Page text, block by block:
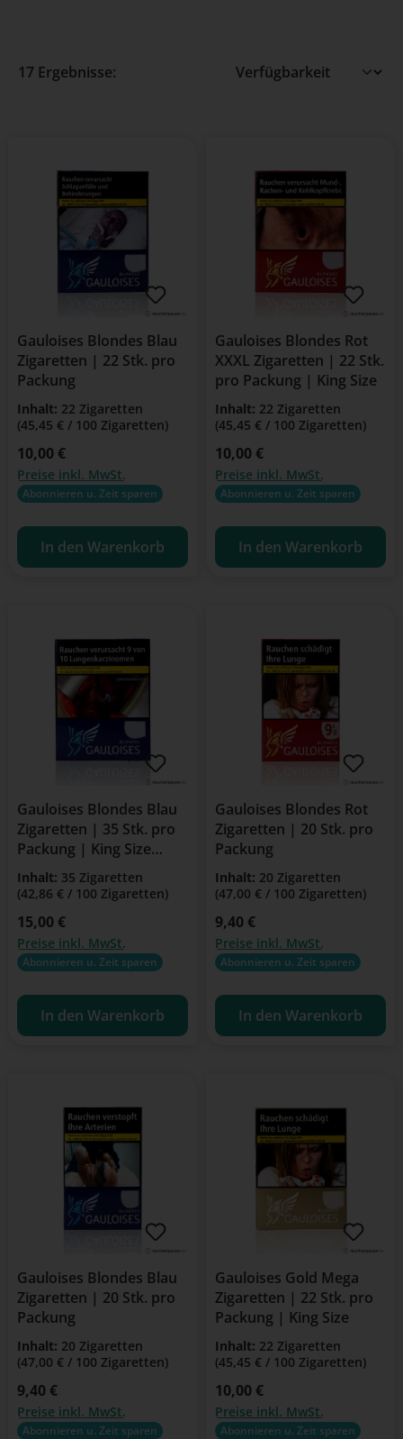
17 Ergebnisse:
Gauloises Blondes Blau
Zigaretten | 22 Stk. pro
Packung
Inhalt: 22 Zigaretten
(45,45 € / 100 Zigaretten)
Regulärer Preis:
10,00 €
Preise inkl. MwSt.
Abonnieren u. Zeit sparen
In den Warenkorb
Gauloises Blondes Rot
XXXL Zigaretten | 22 Stk.
pro Packung | King Size
Inhalt: 22 Zigaretten
(45,45 € / 100 Zigaretten)
Regulärer Preis:
10,00 €
Preise inkl. MwSt.
Abonnieren u. Zeit sparen
In den Warenkorb
Gauloises Blondes Blau
Zigaretten | 35 Stk. pro
Packung | King Size
Format
Inhalt: 35 Zigaretten
(42,86 € / 100 Zigaretten)
Regulärer Preis:
15,00 €
Preise inkl. MwSt.
Abonnieren u. Zeit sparen
In den Warenkorb
Gauloises Blondes Rot
Zigaretten | 20 Stk. pro
Packung
Inhalt: 20 Zigaretten
(47,00 € / 100 Zigaretten)
Regulärer Preis:
9,40 €
Preise inkl. MwSt.
Abonnieren u. Zeit sparen
In den Warenkorb
Gauloises Blondes Blau
Zigaretten | 20 Stk. pro
Packung
Inhalt: 20 Zigaretten
(47,00 € / 100 Zigaretten)
Regulärer Preis:
9,40 €
Preise inkl. MwSt.
Abonnieren u. Zeit sparen
Gauloises Gold Mega
Zigaretten | 22 Stk. pro
Packung | King Size
Inhalt: 22 Zigaretten
(45,45 € / 100 Zigaretten)
Regulärer Preis:
10,00 €
Preise inkl. MwSt.
Abonnieren u. Zeit sparen